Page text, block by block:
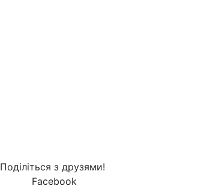
Поділіться з друзями!
Facebook